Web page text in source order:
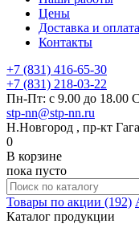
Цены
Доставка и оплата
Контакты
+7 (831) 416-65-30
+7 (831) 218-03-22
Пн-Пт: с 9.00 до 18.00
stp-nn@stp-nn.ru
Н.Новгород , пр-кт
0
В корзине
пока пусто
Товары по акции (192)
Каталог продукции